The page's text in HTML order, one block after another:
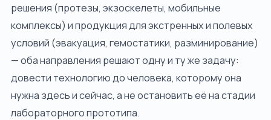
решения (протезы, экзоскелеты, мобильные
комплексы) и продукция для экстренных и полевых
условий (эвакуация, гемостатики, разминирование)
— оба направления решают одну и ту же задачу:
довести технологию до человека, которому она
нужна здесь и сейчас, а не остановить её на стадии
лабораторного прототипа.